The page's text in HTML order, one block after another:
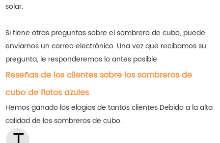
solar.
Si tiene otras preguntas sobre el sombrero de cubo, puede
enviarnos un correo electrónico. Una vez que recibamos su
pregunta, le responderemos lo antes posible.
Reseñas de los clientes sobre los sombreros de
cubo de flotos azules
Hemos ganado los elogios de tantos clientes Debido a la alta
calidad de los sombreros de cubo.